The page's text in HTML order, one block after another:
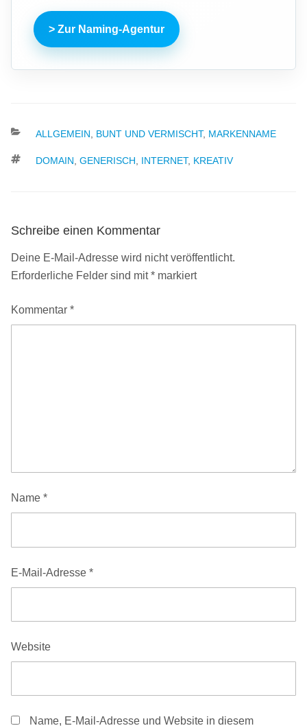
> Zur Naming-Agentur
KATEGORIEN
ALLGEMEIN BUNT UND VERMISCHT, MARKENNAME
SCHLAGWÖRTER
DOMAIN, GENERISCH, INTERNET, KREATIV
Schreibe einen Kommentar
Deine E-Mail-Adresse wird nicht veröffentlicht.
Erforderliche Felder sind mit* markiert
Kommentar *
Name *
E-Mail-Adresse *
Website
Name, E-Mail-Adresse und Website in diesem